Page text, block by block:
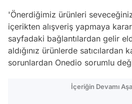
'Önerdiğimiz ürünleri
içerikten alışveriş yapmaya
sayfadaki bağlantılardan gelir
aldığınız ürünlerde satıcılardan
sorunlardan Onedio sorumlu
İçeriğin Devamı